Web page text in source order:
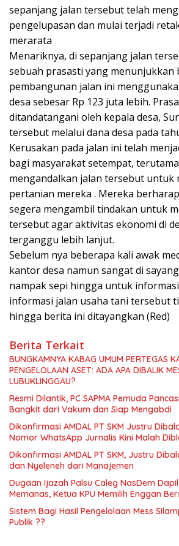
sepanjang jalan tersebut telah
pengelupasan dan mulai terjadi
merarata
Menariknya, di sepanjang jalan
sebuah prasasti yang menunjukkan
pembangunan jalan ini
desa sebesar Rp 123 juta lebih.
ditandatangani oleh kepala desa,
tersebut melalui dana desa pada
Kerusakan pada jalan ini telah
bagi masyarakat setempat,
mengandalkan jalan tersebut untuk
pertanian mereka . Mereka
segera mengambil tindakan untuk
tersebut agar aktivitas ekonomi di
terganggu lebih lanjut.
Sebelum nya beberapa kali awak
kantor desa namun sangat di
nampak sepi hingga untuk
informasi jalan usaha tani tersebut
hingga berita ini ditayangkan (Red)
Berita Terkait
BUNGKAMNYA KABAG UMUM PERTEGAS
PENGELOLAAN ASET: ADA APA DIBALIK
LUBUKLINGGAU?
Resmi Dilantik, PC SAPMA Pemuda
Bangkit dari Vakum dan Siap Mengabdi
Dikonfirmasi AMDAL PT SKM Justru
Nomor WhatsApp Jurnalis Kini Malah
Dikonfirmasi AMDAL PT SKM, Justru
dan Nyeleneh dari Manajemen
Dugaan Ijazah Palsu Caleg NasDem
Memanas, Ketua KPU Memilih Enggan
Sistem Bagi Hasil Pengelolaan Mess
Publik ??